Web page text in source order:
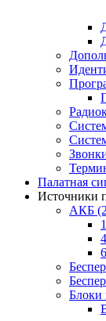
Палатная
Источники
АКБ
Блоки